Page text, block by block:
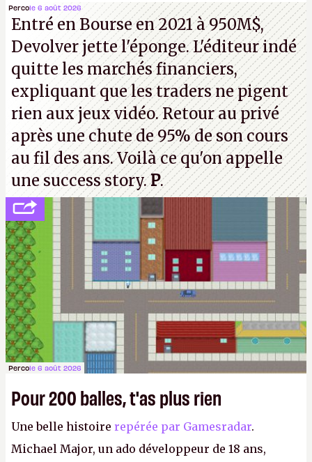
la mort judiciaires pour distribuer du copyright
strike à tour de bras, l'Oncle Sam continuera
d'étaler sa confiture intellectuelle sur vos
souvenirs d'enfance.P.
Percole 6 août 2026
Entré en Bourse en 2021 à 950M$,
Devolver jette l'éponge. L'éditeur indé
quitte les marchés financiers,
expliquant que les traders ne pigent
rien aux jeux vidéo. Retour au privé
après une chute de 95% de son cours
au fil des ans. Voilà ce qu'on appelle
une success story.P.
Percole 6 août 2026
Pour 200 balles, t'as plus rien
Une belle histoire repérée par Gamesradar.
Michael Major, un ado développeur de 18 ans,